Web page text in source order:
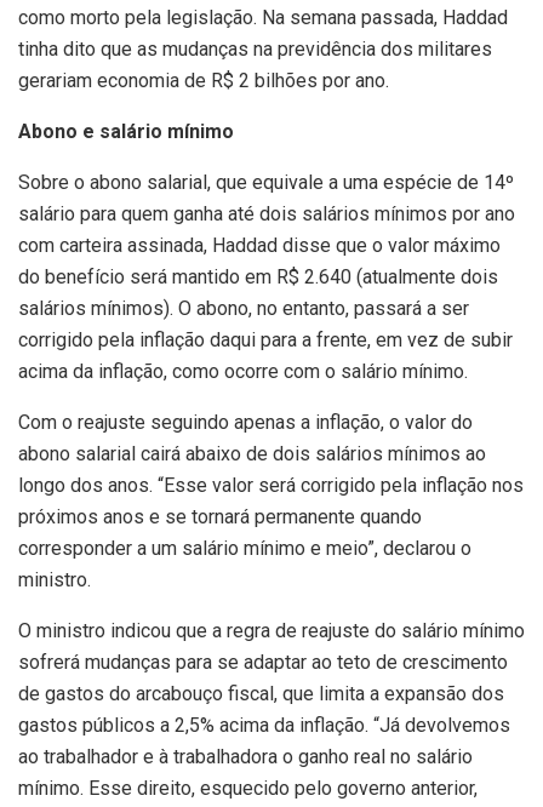
como morto pela legislação. Na semana passada, Haddad
tinha dito que as mudanças na previdência dos militares
gerariam economia de R$ 2 bilhões por ano.
Abono e salário mínimo
Sobre o abono salarial, que equivale a uma espécie de 14º
salário para quem ganha até dois salários mínimos por ano
com carteira assinada, Haddad disse que o valor máximo
do benefício será mantido em R$ 2.640 (atualmente dois
salários mínimos). O abono, no entanto, passará a ser
corrigido pela inflação daqui para a frente, em vez de subir
acima da inflação, como ocorre com o salário mínimo.
Com o reajuste seguindo apenas a inflação, o valor do
abono salarial cairá abaixo de dois salários mínimos ao
longo dos anos. “Esse valor será corrigido pela inflação nos
próximos anos e se tornará permanente quando
corresponder a um salário mínimo e meio”, declarou o
ministro.
O ministro indicou que a regra de reajuste do salário mínimo
sofrerá mudanças para se adaptar ao teto de crescimento
de gastos do arcabouço fiscal, que limita a expansão dos
gastos públicos a 2,5% acima da inflação. “Já devolvemos
ao trabalhador e à trabalhadora o ganho real no salário
mínimo. Esse direito, esquecido pelo governo anterior,